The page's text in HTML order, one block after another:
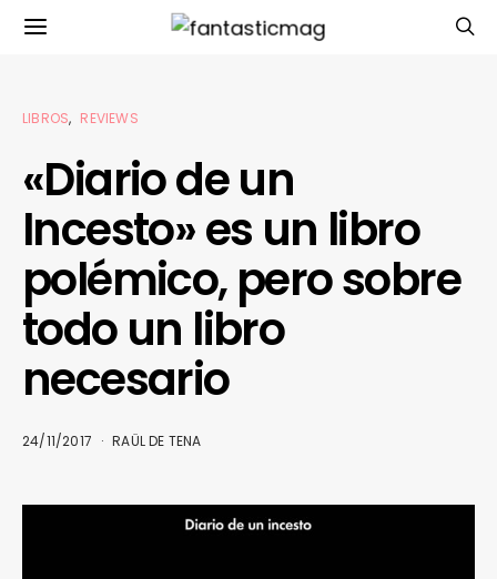
LIBROS REVIEWS
«Diario de un
Incesto» es un libro
polémico, pero sobre
todo un libro
necesario
24/11/2017 RAÜL DE TENA